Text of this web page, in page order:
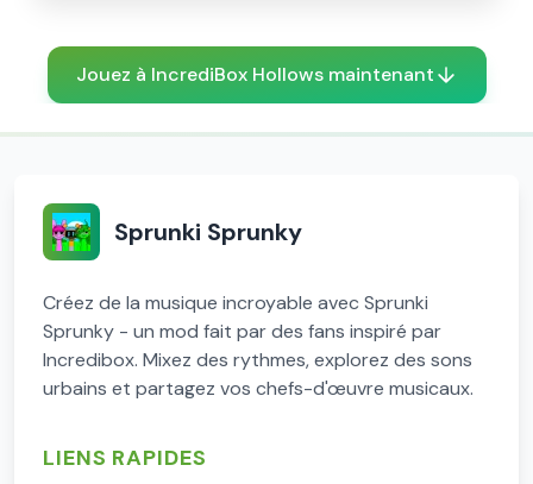
Jouez à IncrediBox Hollows maintenant
Sprunki Sprunky
Créez de la musique incroyable avec Sprunki
Sprunky - un mod fait par des fans inspiré par
Incredibox. Mixez des rythmes, explorez des sons
urbains et partagez vos chefs-d'œuvre musicaux.
LIENS RAPIDES